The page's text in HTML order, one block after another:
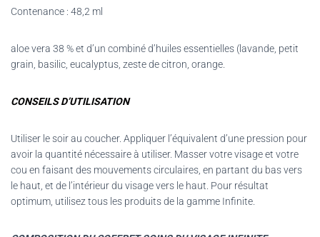
Contenance : 48,2 ml
aloe vera 38 % et d’un combiné d’huiles essentielles (lavande, petit
grain, basilic, eucalyptus, zeste de citron, orange.
CONSEILS D’UTILISATION
Utiliser le soir au coucher. Appliquer l’équivalent d’une pression pour
avoir la quantité nécessaire à utiliser. Masser votre visage et votre
cou en faisant des mouvements circulaires, en partant du bas vers
le haut, et de l’intérieur du visage vers le haut. Pour résultat
optimum, utilisez tous les produits de la gamme Infinite.